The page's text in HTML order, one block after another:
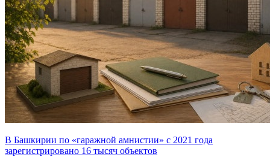
В Башкирии по «гаражной амнистии» с 2021 года
зарегистрировано 16 тысяч объектов